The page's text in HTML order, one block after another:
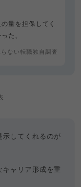
量を担保してく
た。
らない転職独自調査
示してくれるのが
ャリア形成を重